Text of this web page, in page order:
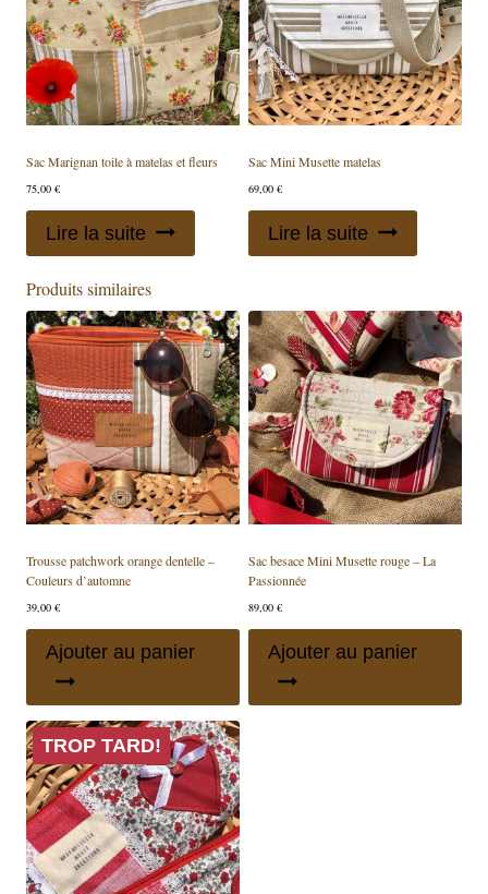
Sac Marignan toile à matelas et fleurs
75,00 €
Lire la suite
Sac Mini Musette matelas
69,00 €
Lire la suite
Produits similaires
Trousse patchwork orange dentelle –
Couleurs d’automne
39,00 €
Ajouter au panier
Sac besace Mini Musette rouge – La
Passionnée
89,00 €
Ajouter au panier
TROP TARD!